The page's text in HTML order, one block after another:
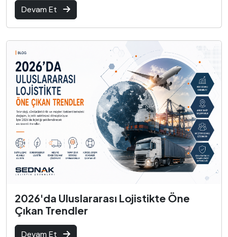
Devam Et
2026'da Uluslararası Lojistikte Öne
Çıkan Trendler
Devam Et